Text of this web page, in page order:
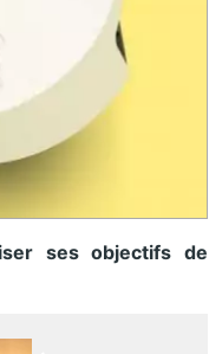
ses objectifs de